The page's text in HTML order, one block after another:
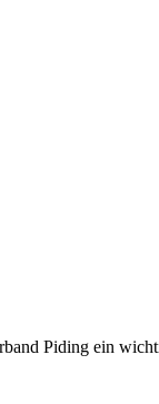
Piding ein